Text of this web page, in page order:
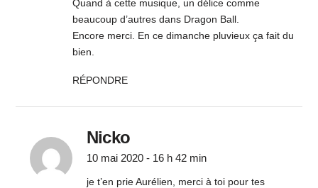
Quand à cette musique, un délice comme
beaucoup d’autres dans Dragon Ball.
Encore merci. En ce dimanche pluvieux ça fait du
bien.
RÉPONDRE
Nicko
10 mai 2020 - 16 h 42 min
je t’en prie Aurélien, merci à toi pour tes